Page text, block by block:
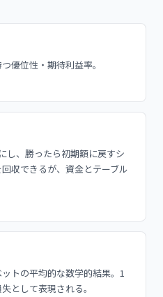
優位性・期待利益率。
し、勝ったら初期額に戻すシ
収できるが、資金とテーブル
トの平均的な数学的結果。1
として表現される。